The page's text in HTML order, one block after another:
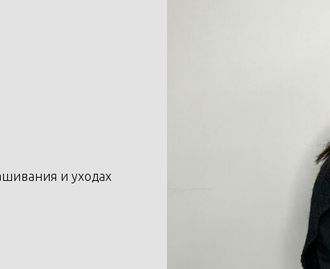
и уходах